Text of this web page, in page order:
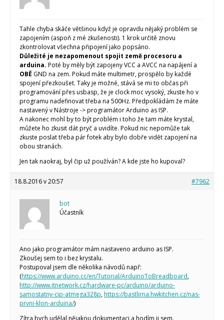
Tahle chyba skáče většinou když je opravdu nějaký problém se
zapojením (aspoň z mé zkušenosti). 1 krok určitě znovu
zkontrolovat všechna připojení jako popsáno.
Důležité je nezapomenout spojit země procesoru a
arduina. Poté by měly být zapojeny VCC a AVCC na napájení a
OBĚ GND na zem. Pokud máte multimetr, prospělo by každé
spojení přezkoušet. Taky je možné, stává se mi to občas při
programování přes usbasp, že je clock moc vysoký, zkuste ho v
programu nadefinovat třeba na 500Hz. Předpokládám že máte
nastavený v Nástroje -> programátor Arduino as ISP.
A nakonec mohl by to být problém i toho že tam máte krystal,
můžete ho zkusit dát pryč a uvidíte. Pokud nic nepomůže tak
zkuste poslat třeba pár fotek aby bylo dobře vidět zapojení na
obou stranách.
Jen tak naokraj, byl čip už používán? A kde jste ho kupoval?
18.8.2016 v 20:57 #7962
bot
Účastník
Ano jako programátor mám nastaveno arduino as ISP.
Zkoušej sem to i bez krystalu.
Postupoval jsem dle několika návodů např:
(https://www.arduino.cc/en/Tutorial/ArduinoToBreadboard,
http://www.itnetwork.cz/hardware-pc/arduino/arduino-
samostatny-cip-atmega328p,https://bastlirna.hwkitchen.cz/nas-
prvni-klon-arduina/)
Zítra bych udělal nějakou dokumentaci a hodím ji sem.